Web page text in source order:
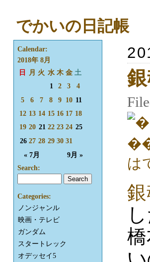
でかいの日記帳
Calendar:
2018年 8月
日
月 火 水 木 金 土
« 7月 9月 »
1 2 3
4
5
6 7 8 9 10 11
12 13 14 15 16 17 18
19 20 21 22 23 24 25
26 27 28 29 30 31
Search:
Categories:
ノンジャンル
映画・テレビ
ガンダム
スタートレック
オデッセイ5